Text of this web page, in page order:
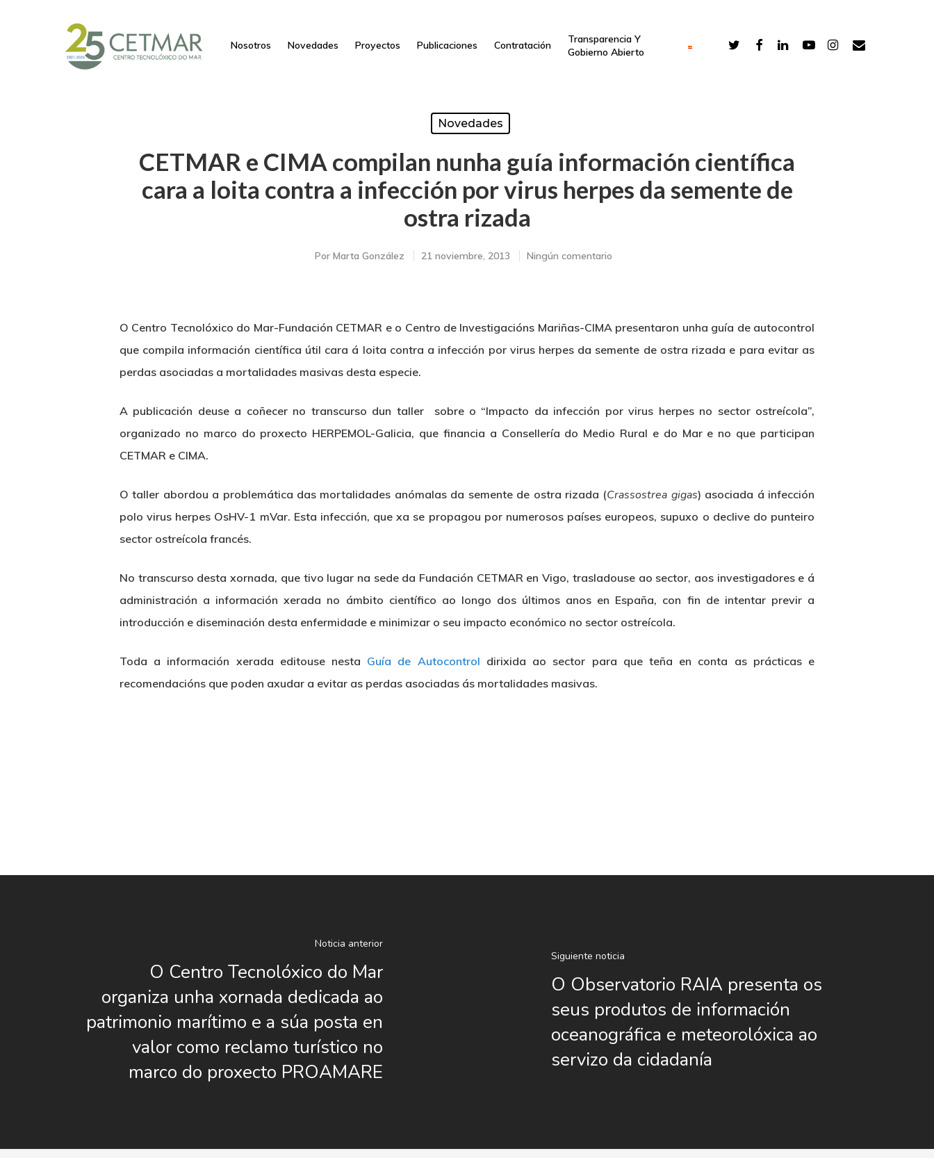
Nosotros Novedades Proyectos Publicaciones Contratación
Transparencia Y
Gobierno Abierto
Novedades
CETMAR e CIMA compilan nunha guía información científica
cara a loita contra a infección por virus herpes da semente de
ostra rizada
Por Marta González 21 noviembre, 2013 Ningún comentario
O Centro Tecnolóxico do Mar-Fundación CETMAR e o Centro de Investigacións Mariñas-CIMA presentaron unha guía de autocontrol
que compila información científica útil cara á loita contra a infección por virus herpes da semente de ostra rizada e para evitar as
perdas asociadas a mortalidades masivas desta especie.
A publicación deuse a coñecer no transcurso dun taller sobre o “Impacto da infección por virus herpes no sector ostreícola”,
organizado no marco do proxecto HERPEMOL-Galicia, que financia a Consellería do Medio Rural e do Mar e no que participan
CETMAR e CIMA.
O taller abordou a problemática das mortalidades anómalas da semente de ostra rizada (Crassostrea gigas) asociada á infección
polo virus herpes OsHV-1 mVar. Esta infección, que xa se propagou por numerosos países europeos, supuxo o declive do punteiro
sector ostreícola francés.
No transcurso desta xornada, que tivo lugar na sede da Fundación CETMAR en Vigo, trasladouse ao sector, aos investigadores e á
administración a información xerada no ámbito científico ao longo dos últimos anos en España, con fin de intentar previr a
introducción e diseminación desta enfermidade e minimizar o seu impacto económico no sector ostreícola.
Toda a información xerada editouse nesta Guía de Autocontrol dirixida ao sector para que teña en conta as prácticas e
recomendacións que poden axudar a evitar as perdas asociadas ás mortalidades masivas.
Noticia anterior
O Centro Tecnolóxico do Mar
organiza unha xornada dedicada ao
patrimonio marítimo e a súa posta en
valor como reclamo turístico no
marco do proxecto PROAMARE
Siguiente noticia
O Observatorio RAIA presenta os
seus produtos de información
oceanográfica e meteorolóxica ao
servizo da cidadanía